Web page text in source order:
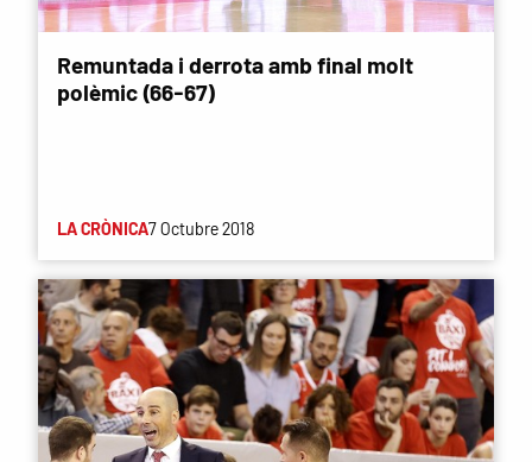
Remuntada i derrota amb final molt
polèmic (66-67)
LA CRÒNICA7 Octubre 2018